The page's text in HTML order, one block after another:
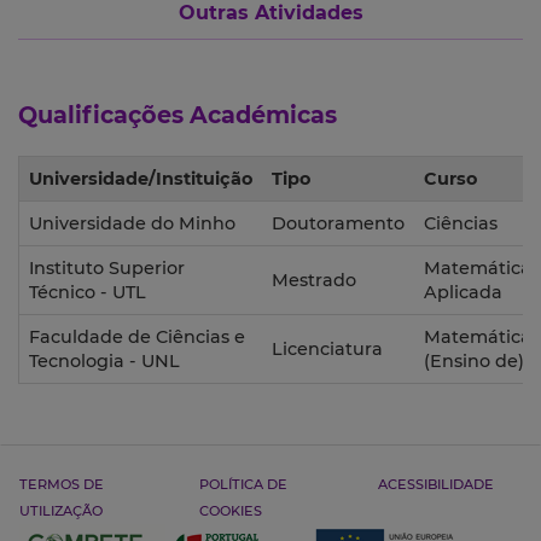
Outras Atividades
Qualificações Académicas
Universidade/Instituição Tipo Curso
Universidade do Minho Doutoramento Ciências
Instituto Superior
Técnico - UTL
Mestrado
Matemática
Aplicada
Faculdade de Ciências e
Tecnologia - UNL
Licenciatura
Matemática
(Ensino de)
TERMOS DE
UTILIZAÇÃO
POLÍTICA DE
COOKIES
ACESSIBILIDADE